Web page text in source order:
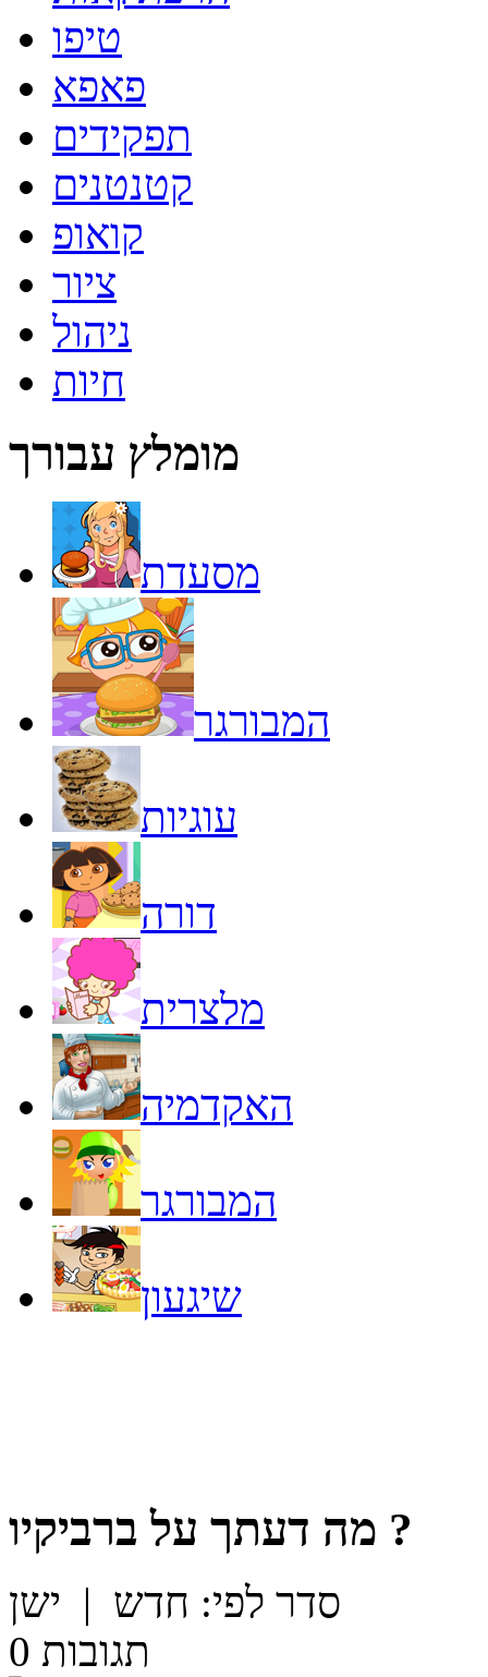
טיפו
פאפא
תפקידים
קטנטנים
קואופ
ציור
ניהול
חיות
מומלץ עבורך
מסעדת
המבורגר
עוגיות
דורה
מלצרית
האקדמיה
המבורגר
שיגעון
מה דעתך על ברביקיו ?
סדר לפי: חדש | ישן
0 תגובות